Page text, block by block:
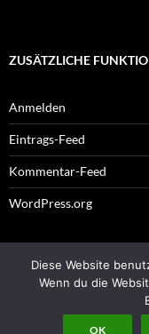
ZUSÄTZLICHE
Anmelden
Eintrags-Feed
Kommentar-Feed
WordPress.org
Impressum
Diese Website
Wenn du die
OK